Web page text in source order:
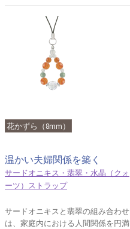
花かずら（8mm）
温かい夫婦関係を築く
サードオニキス・翡翠・水晶（クォ
ーツ）ストラップ
サードオニキスと翡翠の組み合わせ
は、家庭内における人間関係を円満